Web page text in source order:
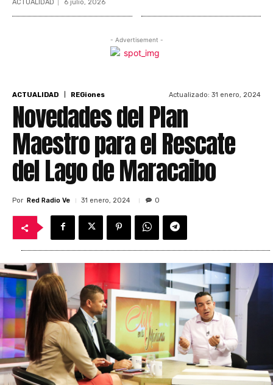
ACTUALIDAD 6 julio, 2026
- Advertisement -